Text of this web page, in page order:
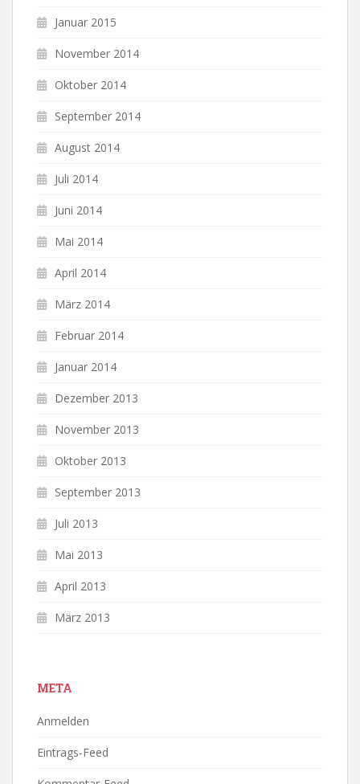
Januar 2015
November 2014
Oktober 2014
September 2014
August 2014
Juli 2014
Juni 2014
Mai 2014
April 2014
März 2014
Februar 2014
Januar 2014
Dezember 2013
November 2013
Oktober 2013
September 2013
Juli 2013
Mai 2013
April 2013
März 2013
META
Anmelden
Eintrags-Feed